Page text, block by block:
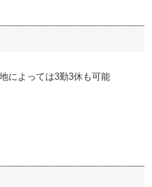
によっては3勤3休も可能